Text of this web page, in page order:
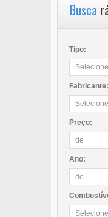
Busca
Tipo:
Fabricante:
Preço:
Ano: